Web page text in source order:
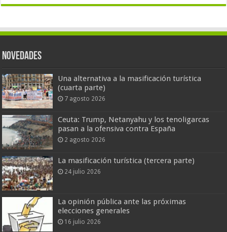
Novedades
Una alternativa a la masificación turística
(cuarta parte)
7 agosto 2026
Ceuta: Trump, Netanyahu y los tenoligarcas
pasan a la ofensiva contra España
2 agosto 2026
La masificación turística (tercera parte)
24 julio 2026
La opinión pública ante las próximas
elecciones generales
16 julio 2026